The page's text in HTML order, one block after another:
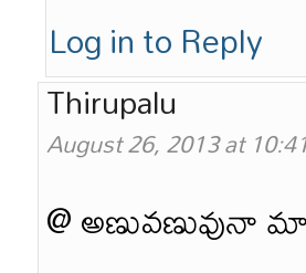
Log in to Reply
Thirupalu
August 26, 2013 at
@ అణువణువునా